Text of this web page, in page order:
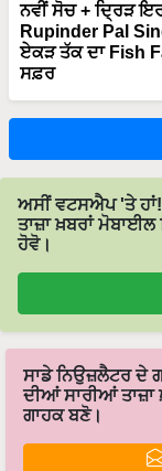
ਨਵੀਂ ਸੋਚ + ਦ੍ਰਿੜ
Rupinder Pal
ਏਕੜ ਤੱਕ ਦਾ Fish
ਸਫ਼ਰ
ਅਸੀਂ ਵਟਸਐਪ 'ਤੇ
ਤਾਜ਼ਾ ਖ਼ਬਰਾਂ
ਹੋਵੋ।
ਸਾਡੇ ਨਿਉਜ਼ਲੈਟਰ ਦੇ
ਦੀਆਂ ਸਾਰੀਆਂ
ਗਾਹਕ ਬਣੋ।